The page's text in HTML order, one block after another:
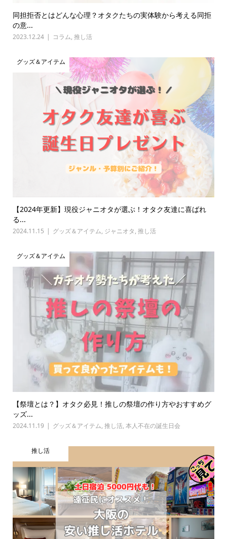
同担拒否とはどんな心理？オタクたちの実体験から考える同拒
の意...
2023.12.24 コラム, 推し活
グッズ＆アイテム
【2024年更新】現役ジャニオタが選ぶ！オタク友達に喜ばれ
る...
2024.11.15 グッズ＆アイテム, ジャニオタ, 推し活
グッズ＆アイテム
【祭壇とは？】オタク必見！推しの祭壇の作り方やおすすめグ
ッズ...
2024.11.19 グッズ＆アイテム, 推し活, 本人不在の誕生日会
推し活